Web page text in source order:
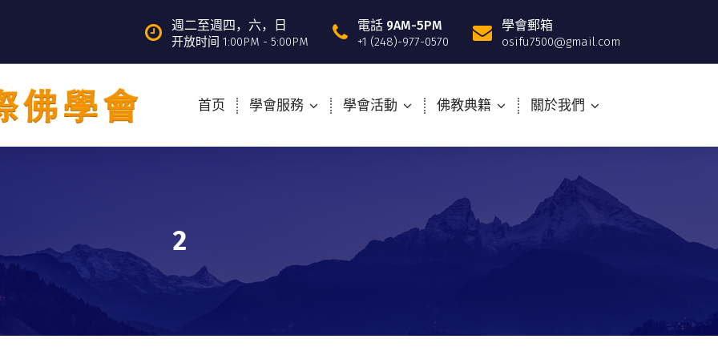
週二至週四，六，日
开放时间 1:00PM - 5:00PM
電話 9AM-5PM
+1 (248)-977-0570
學會郵箱
osifu7500@gmail.com
首页 學會服務 學會活動 佛教典籍 關於我們
2